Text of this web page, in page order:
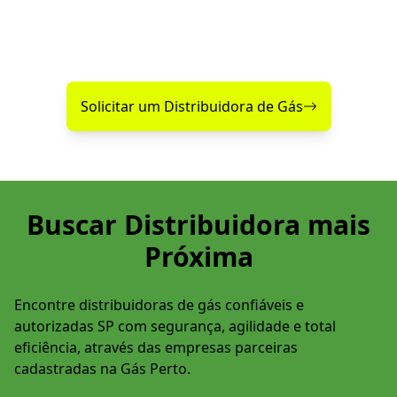
Solicitar um Distribuidora de Gás
Buscar Distribuidora mais
Próxima
Encontre distribuidoras de gás confiáveis e
autorizadas SP com segurança, agilidade e total
eficiência, através das empresas parceiras
cadastradas na Gás Perto.